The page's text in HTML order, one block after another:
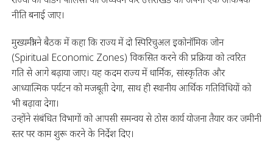
नीति बनाई जाए।
मुख्यमंत्री ने बैठक में कहा कि राज्य में दो स्पिरिचुअल इकोनॉमिक जोन
(Spiritual Economic Zones) विकसित करने की प्रक्रिया को त्वरित
गति से आगे बढ़ाया जाए। यह कदम राज्य में धार्मिक, सांस्कृतिक और
आध्यात्मिक पर्यटन को मजबूती देगा, साथ ही स्थानीय आर्थिक गतिविधियों को
भी बढ़ावा देगा।
उन्होंने संबंधित विभागों को आपसी समन्वय से ठोस कार्य योजना तैयार कर जमीनी
स्तर पर काम शुरू करने के निर्देश दिए।